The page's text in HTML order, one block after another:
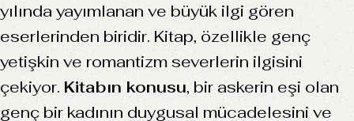
yılında yayımlanan ve büyük ilgi gören
eserlerinden biridir. Kitap, özellikle genç
yetişkin ve romantizm severlerin ilgisini
çekiyor. Kitabın konusu, bir askerin eşi olan
genç bir kadının duygusal mücadelesini ve